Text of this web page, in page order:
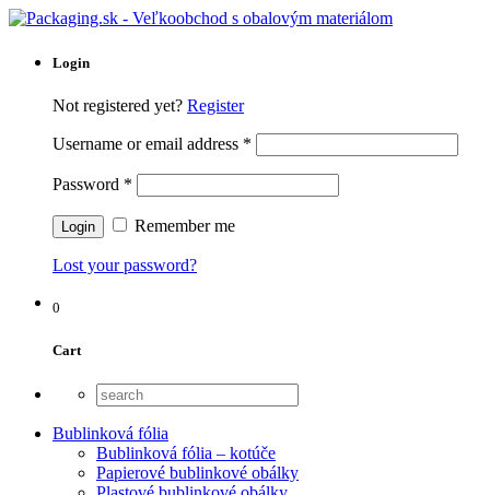
Login
Not registered yet? Register
Username or email address *
Password *
Remember me
Lost your password?
0
Cart
Bublinková fólia
Bublinková fólia – kotúče
Papierové bublinkové obálky